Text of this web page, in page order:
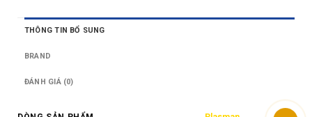
THÔNG TIN BỔ SUNG
BRAND
ĐÁNH GIÁ (0)